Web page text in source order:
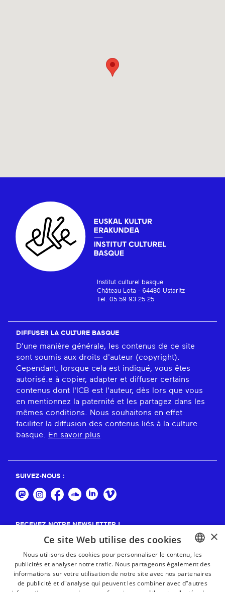
Institut culturel basque
Château Lota - 64480 Ustaritz
Tél. 05 59 93 25 25
DIFFUSER LA CULTURE BASQUE
D'une manière générale, les contenus de ce site
sont soumis aux droits d'auteur (copyright).
Cependant, lorsque cela est indiqué, vous êtes
autorisé.e à copier, adapter et diffuser certains
contenus dont l'ICB est l'auteur, dès lors que vous
en mentionnez la paternité et les partagez dans les
mêmes conditions. Nous souhaitons en effet
faciliter la diffusion des contenus liés à la culture
basque.
En savoir plus
SUIVEZ-NOUS :
RECEVEZ NOTRE NEWSLETTER !
BASQUE
FRENCH
×
Ce site Web utilise des cookies
Nous utilisons des cookies pour personnaliser le contenu, les
publicités et analyser notre trafic. Nous partageons également des
informations sur votre utilisation de notre site avec nos partenaires
de publicité et d"analyse qui peuvent les combiner avec d"autres